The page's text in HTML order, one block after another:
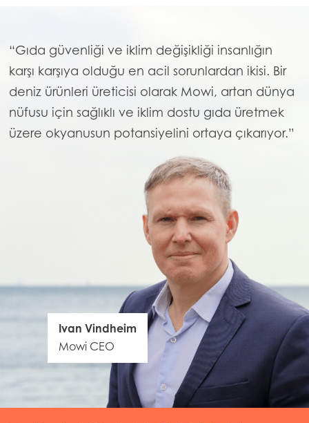
“Gıda güvenliği ve iklim değişikliği insanlığın
karşı karşıya olduğu en acil sorunlardan ikisi. Bir
deniz ürünleri üreticisi olarak Mowi, artan dünya
nüfusu için sağlıklı ve iklim dostu gıda üretmek
üzere okyanusun potansiyelini ortaya çıkarıyor.”
Ivan Vindheim
Mowi CEO